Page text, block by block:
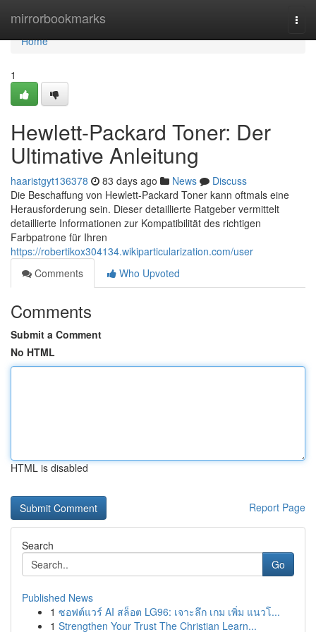
mirrorbookmarks
Home
Home
1
Hewlett-Packard Toner: Der
Ultimative Anleitung
haaristgyt136378 83 days ago News
Discuss
Die Beschaffung von Hewlett-Packard Toner kann oftmals eine
Herausforderung sein. Dieser detaillierte Ratgeber vermittelt
detaillierte Informationen zur Kompatibilität des richtigen
Farbpatrone für Ihren
https://robertikox304134.wikiparticularization.com/user
Comments
Who Upvoted
Comments
Submit a Comment
No HTML
HTML is disabled
Report Page
Search
Go
Published News
1 ซอฟต์แวร์ AI สล็อต LG96: เจาะลึก เกม เพิ่ม แนวโ...
1 Strengthen Your Trust The Christian Learn...